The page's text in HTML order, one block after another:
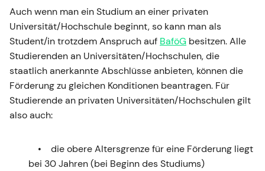
Auch wenn man ein Studium an einer privaten
Universität/Hochschule beginnt, so kann man als
Student/in trotzdem Anspruch auf BaföG besitzen. Alle
Studierenden an Universitäten/Hochschulen, die
staatlich anerkannte Abschlüsse anbieten, können die
Förderung zu gleichen Konditionen beantragen. Für
Studierende an privaten Universitäten/Hochschulen gilt
also auch:
die obere Altersgrenze für eine Förderung liegt
bei 30 Jahren (bei Beginn des Studiums)